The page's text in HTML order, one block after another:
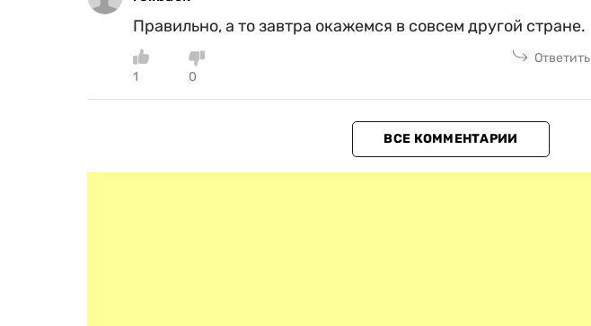
Правильно, а то завтра окажемся в совсем другой стране.
1 0
Ответить
ВСЕ КОММЕНТАРИИ